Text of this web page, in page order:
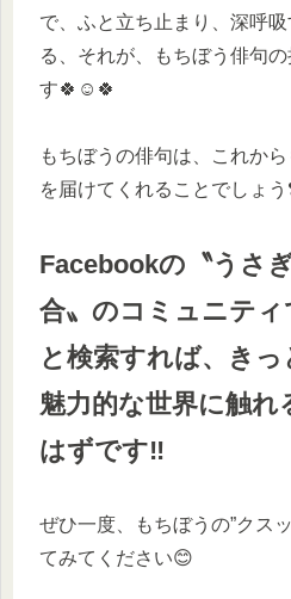
で、ふと立ち止まり、深呼
る、それが、もちぼう俳句
す🍀☺️🍀
もちぼうの俳句は、これか
を届けてくれることでしょ
Facebookの〝うさ
合〟のコミュニティ
と検索すれば、き
魅力的な世界に触れ
はずです‼️
ぜひ一度、もちぼうの”クス
てみてください😊